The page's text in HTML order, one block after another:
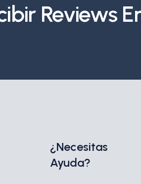
Reviews
¿Necesitas
Ayuda?